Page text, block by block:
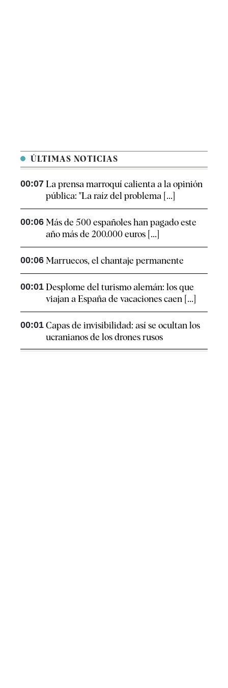
ÚLTIMAS NOTICIAS
00:07 La prensa marroquí calienta a la opinión
pública: "La raíz del problema [...]
00:06 Más de 500 españoles han pagado este
año más de 200.000 euros [...]
00:06 Marruecos, el chantaje permanente
00:01 Desplome del turismo alemán: los que
viajan a España de vacaciones caen [...]
00:01 Capas de invisibilidad: así se ocultan los
ucranianos de los drones rusos